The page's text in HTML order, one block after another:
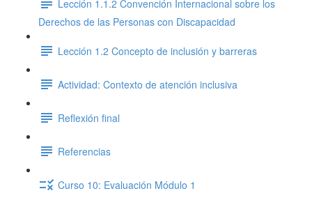
Lección 1.1.2 Convención Internacional sobre los
Derechos de las Personas con Discapacidad
Lección 1.2 Concepto de inclusión y barreras
Actividad: Contexto de atención inclusiva
Reflexión final
Referencias
Curso 10: Evaluación Módulo 1